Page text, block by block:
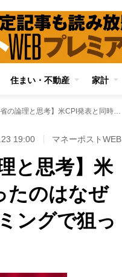
住まい・不動産 家計
【為替介入における財務省の論理と思考】米CPI発表と同時に為替介入を行ったのはなぜか？日米金利差が縮小するタイミングで狙った最大の効果
19:00 マネーポストWEB
と思考】米
たのはなぜ
ングで狙っ